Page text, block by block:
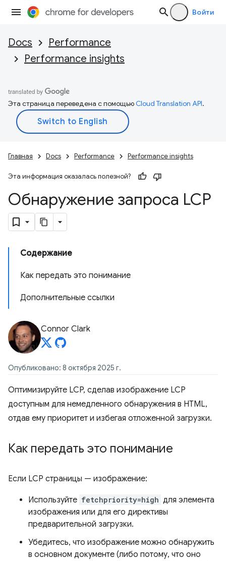
Войти
Docs
Performance
Performance insights
Эта страница переведена с помощьюCloud Translation API.
Главная Docs Performance Performance insights
Эта информация оказалась полезной?
Обнаружение запроса LCP
Содержание
Как передать это понимание
Дополнительные ссылки
Connor Clark
Опубликовано: 8 октября 2025 г.
Оптимизируйте LCP, сделав изображение LCP
доступным для немедленного обнаружения в HTML,
отдав ему приоритет и избегая отложенной загрузки.
Как передать это понимание
Если LCP страницы — изображение:
Используйте fetchpriority=high для элемента
изображения или для его директивы
предварительной загрузки.
Убедитесь, что изображение можно обнаружить
в основном документе (либо потому, что оно